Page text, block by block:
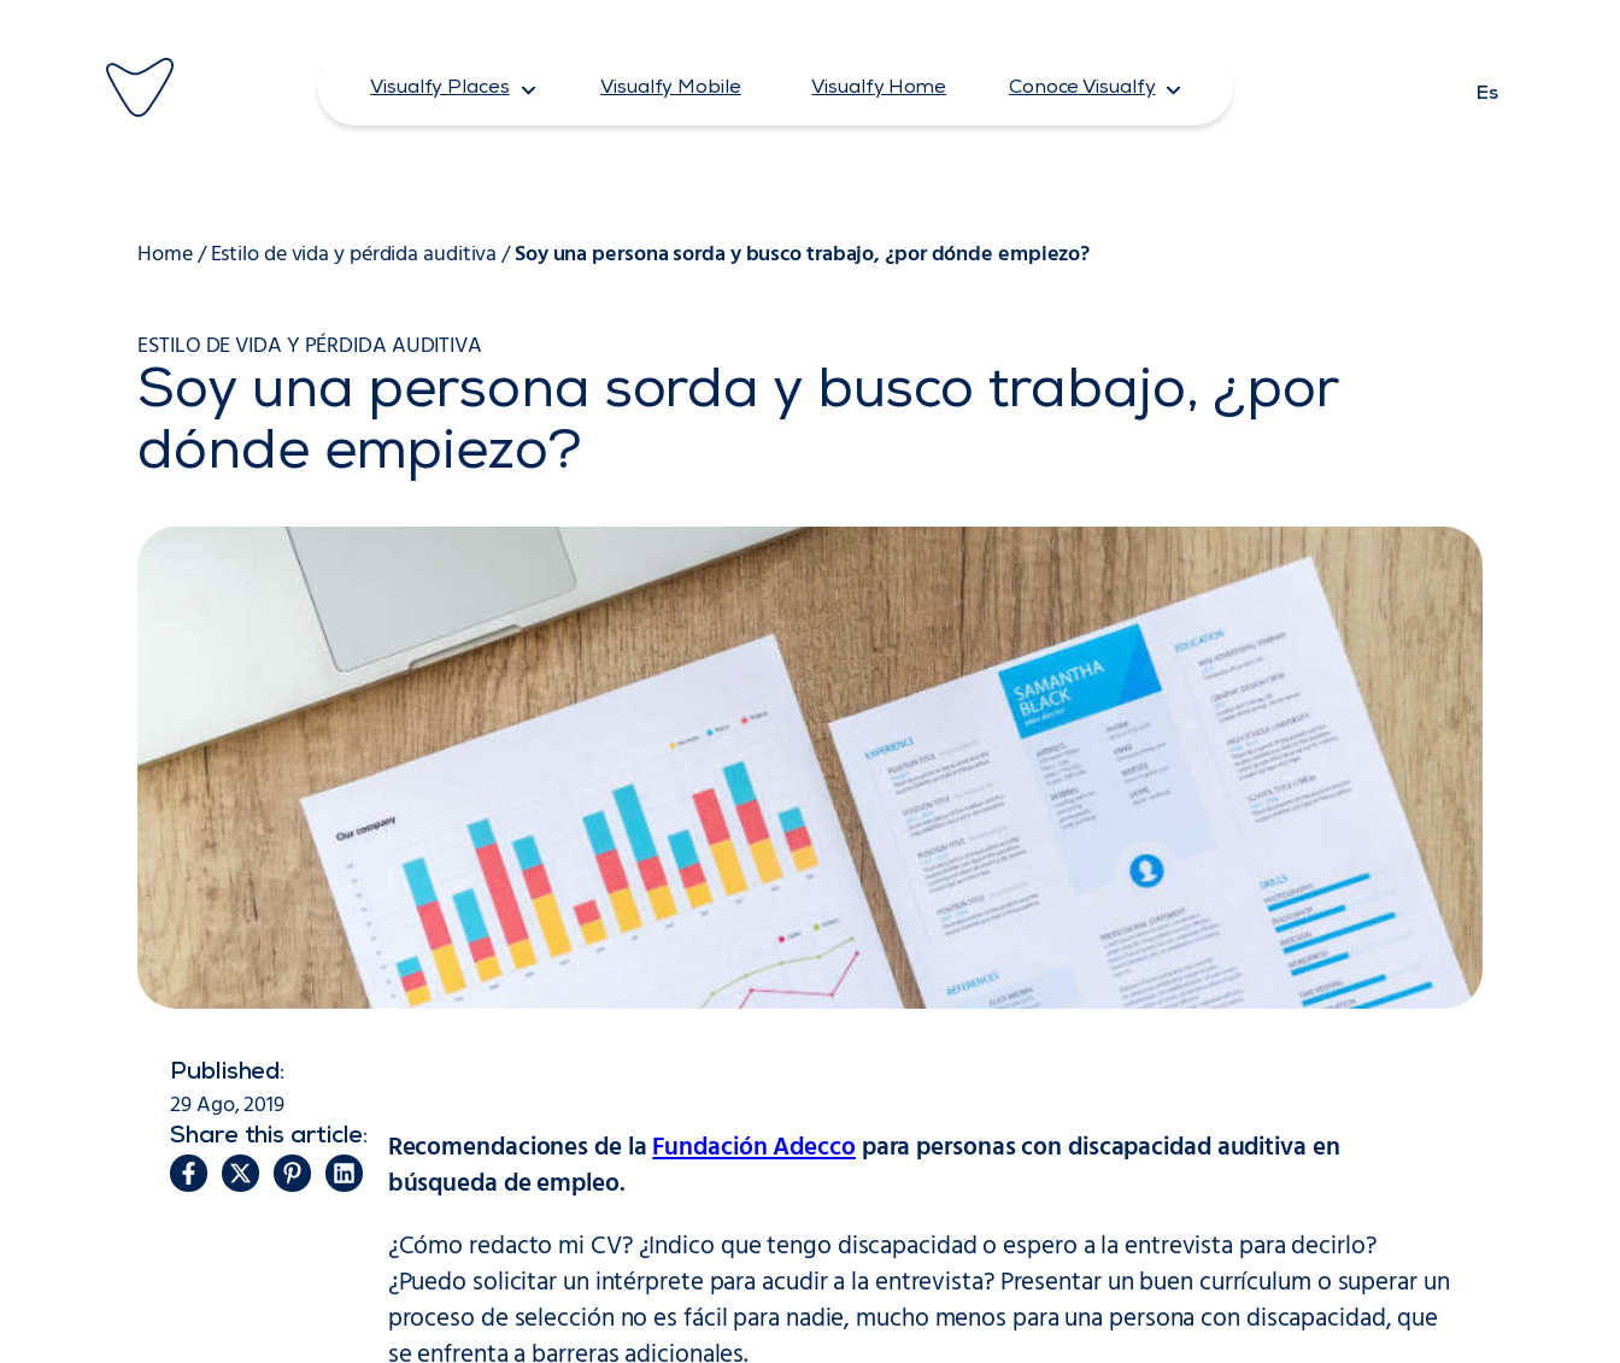
contenido
Visualfy Places Visualfy Mobile Visualfy Home Conoce Visualfy Es
Home/Estilo de vida y pérdida auditiva/Soy una persona sorda y busco trabajo, ¿por dónde empiezo?
ESTILO DE VIDA Y PÉRDIDA AUDITIVA
Soy una persona sorda y busco trabajo, ¿por
dónde empiezo?
Published:
29 Ago, 2019
Share this article: Recomendaciones de laFundación Adeccopara personas con discapacidad auditiva en
búsqueda de empleo.
¿Cómo redacto mi CV? ¿Indico que tengo discapacidad o espero a la entrevista para decirlo?
¿Puedo solicitar un intérprete para acudir a la entrevista? Presentar un buen currículum o superar un
proceso de selección no es fácil para nadie, mucho menos para una persona con discapacidad, que